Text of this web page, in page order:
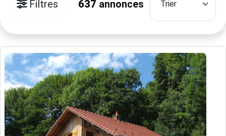
Filtres 637 annonces